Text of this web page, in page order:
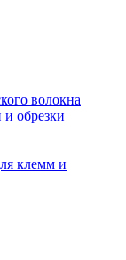
волокна
обрезки
клемм и